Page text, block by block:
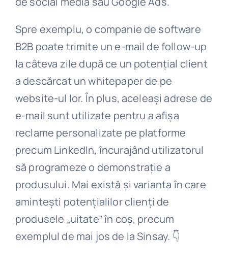
Spre exemplu, o companie de software
B2B poate trimite un e-mail de follow-up
la câteva zile după ce un potențial client
a descărcat un whitepaper de pe
website-ul lor. În plus, aceleași adrese de
e-mail sunt utilizate pentru a afișa
reclame personalizate pe platforme
precum LinkedIn, încurajând utilizatorul
să programeze o demonstrație a
produsului. Mai există și varianta în care
amintești potențialilor clienți de
produsele „uitate” în coș, precum
exemplul de mai jos de la Sinsay. 👇